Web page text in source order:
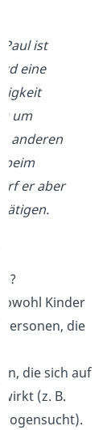
Paul ist
eine
um
anderen
beim
er aber
Kinder
Personen, die
die sich auf
(z. B.